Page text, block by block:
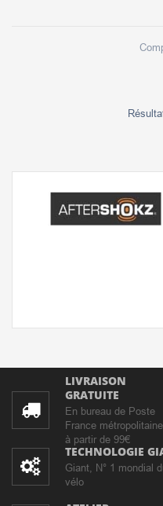
LIVRAISON
GRATUITE
En bureau de Poste
France métropolitaine
à partir de 99€
TECHNOLOGIE
Giant, N° 1 mondial
vélo